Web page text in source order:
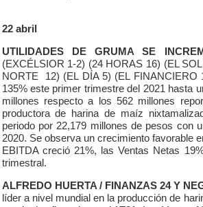
22 abril
UTILIDADES DE GRUMA SE
(EXCÉLSIOR 1-2) (24 HORAS 16) (EL
NORTE 12) (EL DÍA 5) (EL FINANCIERO
135% este primer trimestre del 2021 hasta
millones respecto a los 562 millones
productora de harina de maíz
periodo por 22,179 millones de pesos con
2020. Se observa un crecimiento favorable
EBITDA creció 21%, las Ventas Netas
trimestral.
ALFREDO HUERTA / FINANZAS 24 Y
líder a nivel mundial en la producción de